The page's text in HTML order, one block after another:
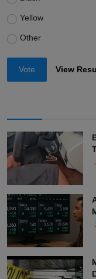
Yellow
Other
Vote View